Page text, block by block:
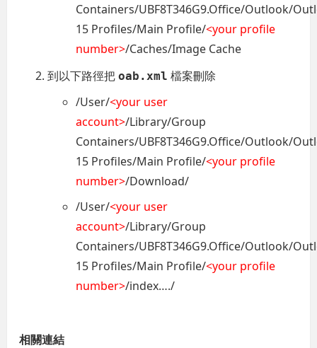
Containers/UBF8T346G9.Office/Outlook/
15 Profiles/Main Profile/<your profile
number>/Caches/Image Cache
到以下路徑把oab.xml 檔案刪除
/User/<your user
account>/Library/Group
Containers/UBF8T346G9.Office/Outlook/
15 Profiles/Main Profile/<your profile
number>/Download/
/User/<your user
account>/Library/Group
Containers/UBF8T346G9.Office/Outlook/
15 Profiles/Main Profile/<your profile
number>/index…./
相關連結